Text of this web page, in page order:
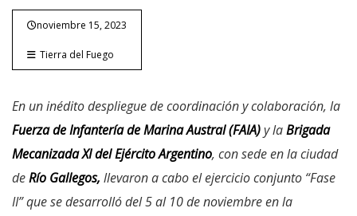
noviembre 15, 2023
Tierra del Fuego
En un inédito despliegue de coordinación y colaboración, la
Fuerza de Infantería de Marina Austral (FAIA)y laBrigada
Mecanizada XI del Ejército Argentino, con sede en la ciudad
deRío Gallegos, llevaron a cabo el ejercicio conjunto “Fase
II” que se desarrolló del 5 al 10 de noviembre en la